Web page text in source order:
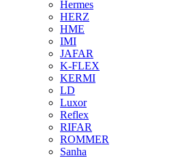
Hermes
HERZ
HME
IMI
JAFAR
K-FLEX
KERMI
LD
Luxor
Reflex
RIFAR
ROMMER
Sanha